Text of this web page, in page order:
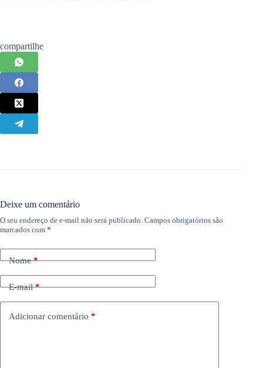
compartilhe
Deixe um comentário
O seu endereço de e-mail não será publicado. Campos obrigatórios são
marcados com *
Nome*
E-mail*
Adicionar comentário *